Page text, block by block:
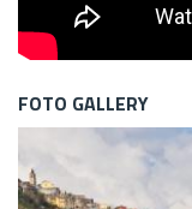
FOTO GALLERY